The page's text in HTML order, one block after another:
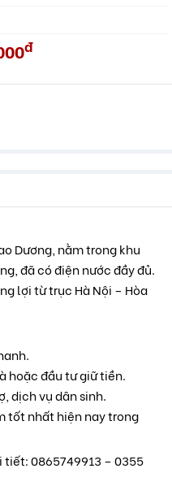
đ
Dương, nằm trong khu
đã có điện nước đầy đủ.
lợi từ trục Hà Nội – Hòa
hoặc đầu tư giữ tiền.
dịch vụ dân sinh.
tốt nhất hiện nay trong
tiết: 0865749913 – 0355